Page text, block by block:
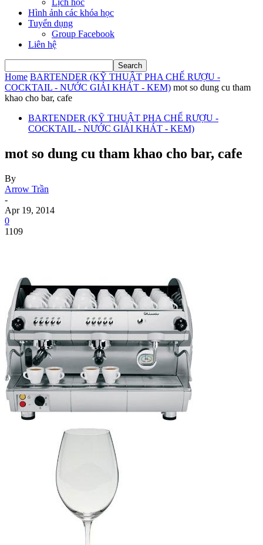
Lịch học
Hình ảnh các khóa học
Tuyển dụng
Group Facebook
Liên hệ
Home BARTENDER (KỸ THUẬT PHA CHẾ RƯỢU -
COCKTAIL - NƯỚC GIẢI KHÁT - KEM) mot so dung cu tham
khao cho bar, cafe
BARTENDER (KỸ THUẬT PHA CHẾ RƯỢU -
COCKTAIL - NƯỚC GIẢI KHÁT - KEM)
mot so dung cu tham khao cho bar, cafe
By
Arrow Trần
-
Apr 19, 2014
0
1109